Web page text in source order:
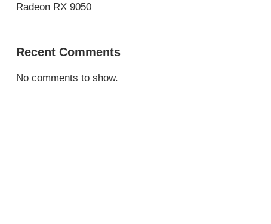
Radeon RX 9050
Recent Comments
No comments to show.